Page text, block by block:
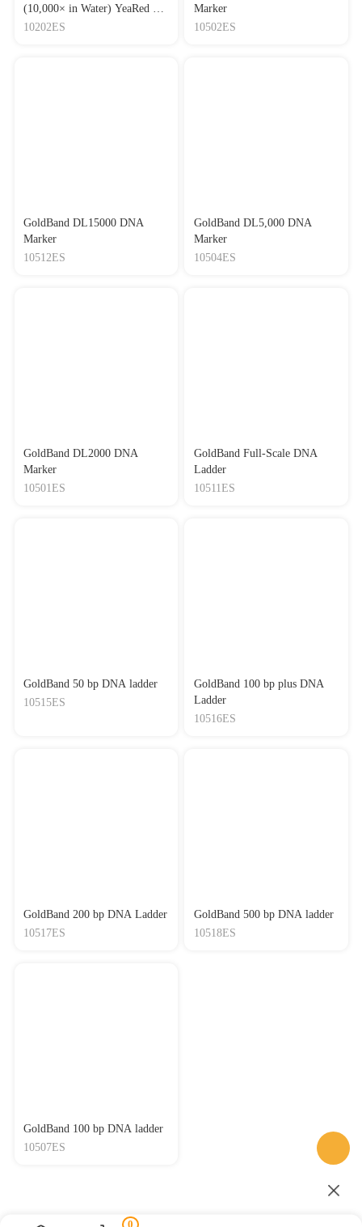
(10,000× in Water) YeaRed 核
酸染料（10,000× 水溶液）
10202ES
Marker
10502ES
GoldBand DL15000 DNA
Marker
10512ES
GoldBand DL5,000 DNA
Marker
10504ES
GoldBand DL2000 DNA
Marker
10501ES
GoldBand Full-Scale DNA
Ladder
10511ES
GoldBand 50 bp DNA ladder
10515ES
GoldBand 100 bp plus DNA
Ladder
10516ES
GoldBand 200 bp DNA Ladder
10517ES
GoldBand 500 bp DNA ladder
10518ES
GoldBand 100 bp DNA ladder
10507ES
0